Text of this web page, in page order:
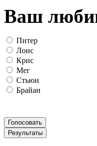
Ваш
Питер
Лоис
Крис
Мег
Стьюи
Брайан